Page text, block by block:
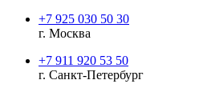
+7 925 030 50 30
г. Москва
+7 911 920 53 50
г. Санкт-Петербург